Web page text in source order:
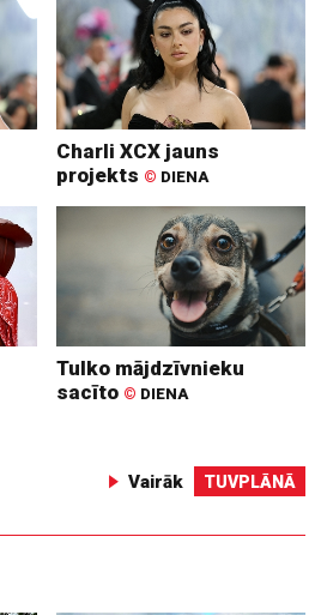
Charli XCX jauns
projekts © DIENA
Tulko mājdzīvnieku
sacīto © DIENA
Vairāk TUVPLĀNĀ